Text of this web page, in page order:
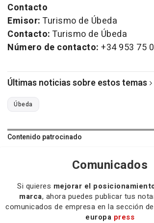
Contacto
Emisor: Turismo de Úbeda
Contacto: Turismo de Úbeda
Número de contacto: +34 953 75
Últimas noticias sobre estos temas
Úbeda
Contenido patrocinado
Comunicados
Si quieres mejorar el
marca, ahora puedes publicar tus
comunicados de empresa en la sección
europa press